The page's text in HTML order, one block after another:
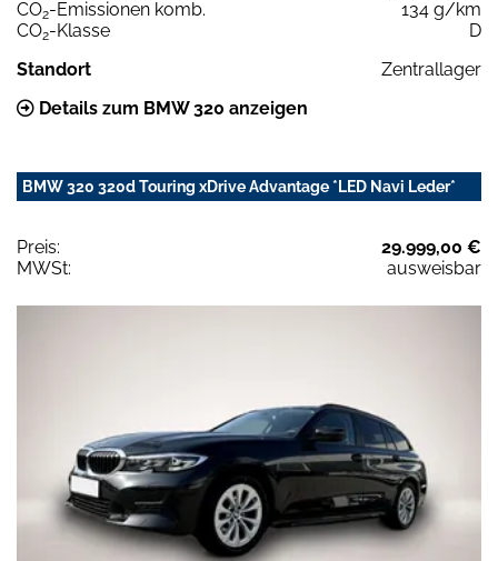
CO2-Emissionen komb.
134 g/km
CO2-Klasse
D
Standort
Zentrallager
Details zum BMW 320 anzeigen
BMW 320 320d Touring xDrive Advantage *LED Navi Leder*
Preis:
29.999,00 €
MWSt:
ausweisbar